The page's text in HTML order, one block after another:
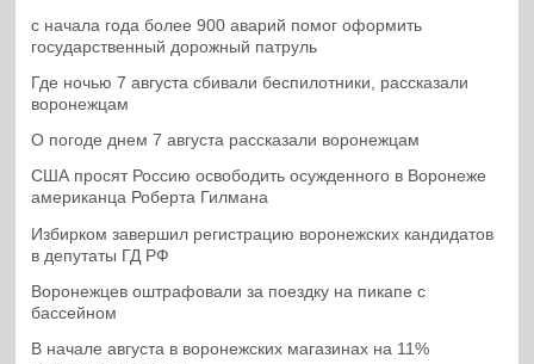
с начала года более 900 аварий помог оформить
государственный дорожный патруль
Где ночью 7 августа сбивали беспилотники, рассказали
воронежцам
О погоде днем 7 августа рассказали воронежцам
США просят Россию освободить осужденного в Воронеже
американца Роберта Гилмана
Избирком завершил регистрацию воронежских кандидатов
в депутаты ГД РФ
Воронежцев оштрафовали за поездку на пикапе с
бассейном
В начале августа в воронежских магазинах на 11%